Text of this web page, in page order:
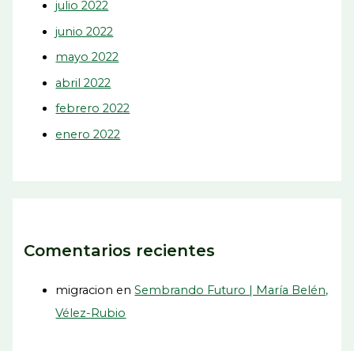
julio 2022
junio 2022
mayo 2022
abril 2022
febrero 2022
enero 2022
Comentarios recientes
migracion enSembrando Futuro | María Belén,
Vélez-Rubio